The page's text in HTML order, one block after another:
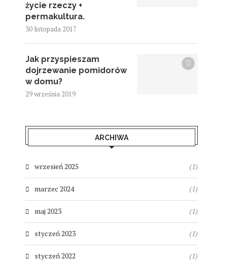
życie rzeczy +
permakultura.
30 listopada 2017
Jak przyspieszam
dojrzewanie pomidorów
w domu?
29 września 2019
ARCHIWA
wrzesień 2025 (1)
marzec 2024 (1)
maj 2023 (1)
styczeń 2023 (1)
styczeń 2022 (1)